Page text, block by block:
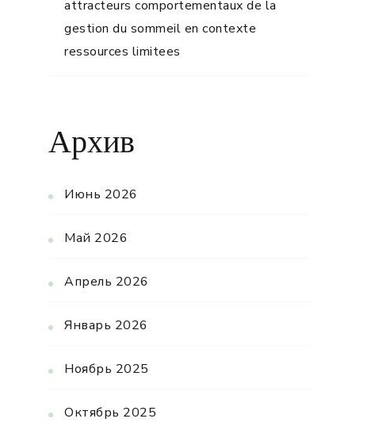
attracteurs comportementaux de la
gestion du sommeil en contexte
ressources limitees
Архив
Июнь 2026
Май 2026
Апрель 2026
Январь 2026
Ноябрь 2025
Октябрь 2025